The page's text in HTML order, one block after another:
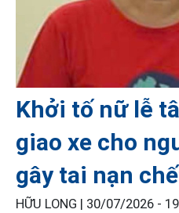
Khởi tố nữ lễ
giao xe cho
gây tai nạn
HỮU LONG | 30/07/2026 -